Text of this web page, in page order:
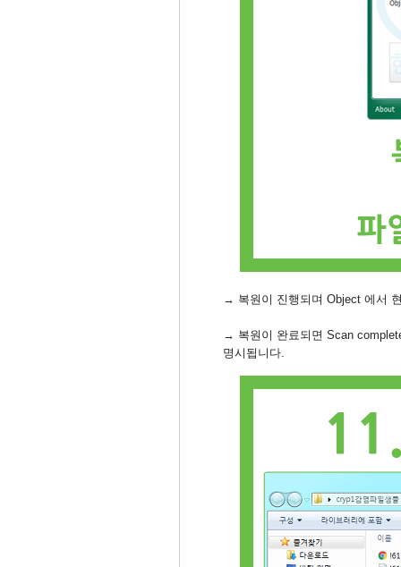
→ 복원이 진행되며 Object 에서
→ 복원이 완료되면 Scan
명시됩니다.